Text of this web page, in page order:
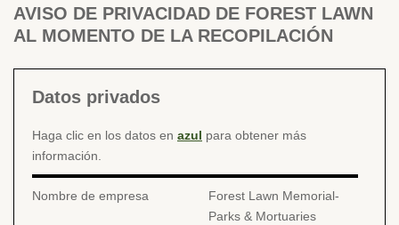
AVISO DE PRIVACIDAD DE FOREST LAWN
AL MOMENTO DE LA RECOPILACIÓN
Datos privados
Haga clic en los datos en azul para obtener más
información.
Nombre de empresa
Forest Lawn Memorial-
Parks & Mortuaries